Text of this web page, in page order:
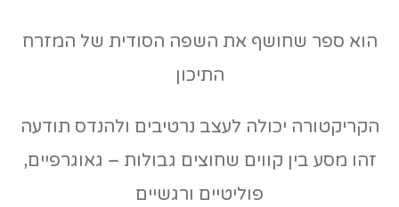
הוא ספר שחושף את השפה הסודית של המזרח
התיכון
הקריקטורה יכולה לעצב נרטיבים ולהנדס תודעה
זהו מסע בין קווים שחוצים גבולות – גאוגרפיים,
פוליטיים ורגשיים